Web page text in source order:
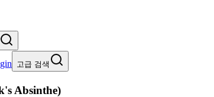
고급 검색
Absinthe)